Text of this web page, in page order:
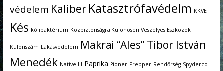
védelem Kaliber Katasztrófavédelm KKVE
Kés kólibaktérium Közbiztonságra Különösen Veszélyes Eszközök
Különszám Lakásvédelem Makrai “Ales” Tibor István
Menedék Native III Paprika Pioner Prepper Rendőrség Spyderco